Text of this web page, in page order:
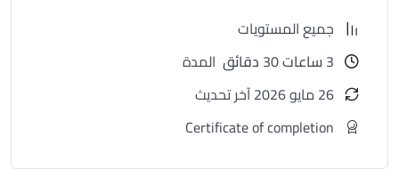
للناس اللي يحسون عقلهم مو مركز
لأي شخص يريد يدرّب ذاكرته بأسلوب ممتع وسهل
لمحبي التحدي والطاقة العقلية العالية
💸 الاستثمار:
جميع المستويات
3ساعات30 دقائق المدة
26 مايو 2026 آخر تحديث
Certificate of completion